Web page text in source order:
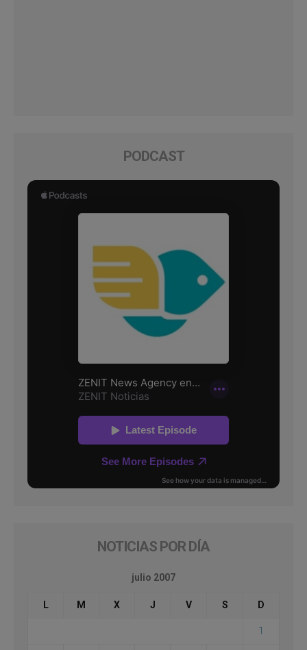
PODCAST
NOTICIAS POR DÍA
julio 2007
L M X J V S D
1